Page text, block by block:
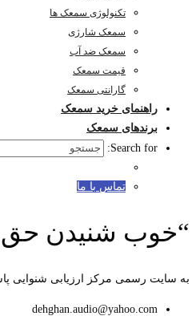
تکنولوژی سمعک ها
سمعک شارژی
سمعک ضد آب
قیمت سمعک
گارانتی سمعک
راهنمای خرید سمعک
برندهای سمعک
Search for:
تماس با ما
“خوب شنیدن
به سایت رسمی مرکز ارزیابی شنوایی
dehghan.audio@yahoo.com